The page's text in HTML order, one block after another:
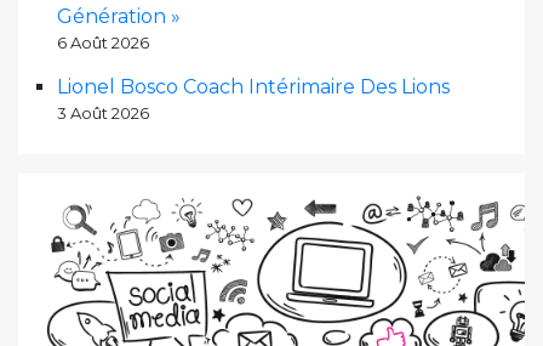
Génération »
6 Août 2026
Lionel Bosco Coach Intérimaire Des Lions
3 Août 2026